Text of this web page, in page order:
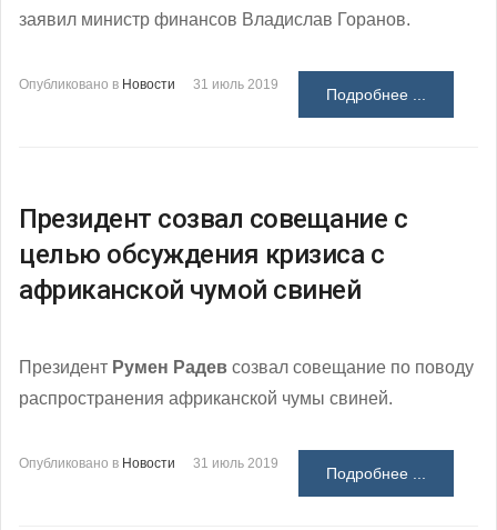
заявил министр финансов Владислав Горанов.
Опубликовано в Новости 31 июль 2019
Подробнее ...
Президент созвал совещание с
целью обсуждения кризиса с
африканской чумой свиней
Президент Румен Радев созвал совещание по поводу
распространения африканской чумы свиней.
Опубликовано в Новости 31 июль 2019
Подробнее ...